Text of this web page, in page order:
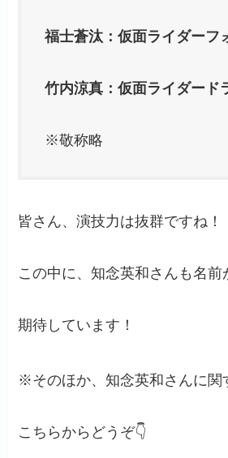
福士蒼汰：仮面ライダーフ
竹内涼真：仮面ライダード
※敬称略
皆さん、演技力は抜群ですね！
この中に、知念英和さんも名前
期待しています！
※そのほか、知念英和さんに関
こちらからどうぞ👇